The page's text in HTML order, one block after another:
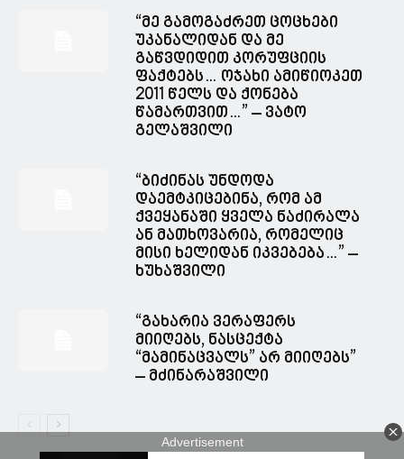
“მე გამოგაძრეთ ცოცხები
უკანალიდან და მე
გაწვდიდით კორუფციის
ფაქტებს… ოჯახი ამიწიოკეთ
2011 წელს და ქონება
წამართვით…” – ვატო
გელაშვილი
“ბიძინას უნდოდა
დაემტკიცებინა, რომ ამ
ქვეყანაში ყველა ნაძირალა
ან მათხოვარია, რომელიც
მისი ხელიდან იკვებება…” –
ხუხაშვილი
“გახარია ვერაფერს
მიიღებს, ნასცექტა
“მამინაცვალს” არ მიიღებს”
– მძინარაშვილი